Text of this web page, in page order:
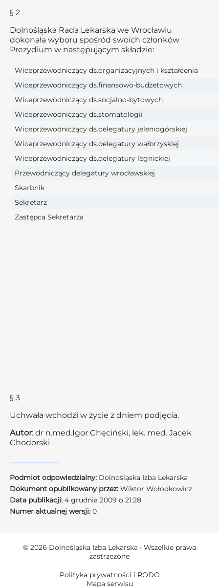
§ 2
Dolnośląska Rada Lekarska we Wrocławiu
dokonała wyboru spośród swoich członków
Prezydium w następującym składzie:
Wiceprzewodniczący ds.organizacyjnych i kształcenia
Wiceprzewodniczący ds.finansowo-budżetowych
Wiceprzewodniczący ds.socjalno-bytowych
Wiceprzewodniczący ds.stomatologii
Wiceprzewodniczący ds.delegatury jeleniogórskiej
Wiceprzewodniczący ds.delegatury wałbrzyskiej
Wiceprzewodniczący ds.delegatury legnickiej
Przewodniczący delegatury wrocławskiej
Skarbnik
Sekretarz
Zastępca Sekretarza
§ 3
Uchwała wchodzi w życie z dniem podjęcia.
Autor: dr n.med.Igor Chęciński, lek. med. Jacek
Chodorski
Podmiot odpowiedzialny: Dolnośląska Izba Lekarska
Dokument opublikowany przez: Wiktor Wołodkowicz
Data publikacji: 4 grudnia 2009 o 21:28
Numer aktualnej wersji: 0
© 2026 Dolnośląska Izba Lekarska • Wszelkie prawa
zastrzeżone
Polityka prywatności i RODO
Mapa serwisu